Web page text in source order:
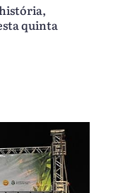
quinta